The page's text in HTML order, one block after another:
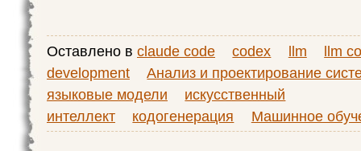
Оставлено в claude code codex llm
llm
development
Анализ и проектирование
языковые модели
искусственный
интеллект
кодогенерация Машинное